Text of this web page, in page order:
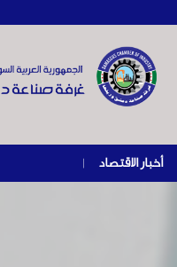
أخبار الاقتصاد |